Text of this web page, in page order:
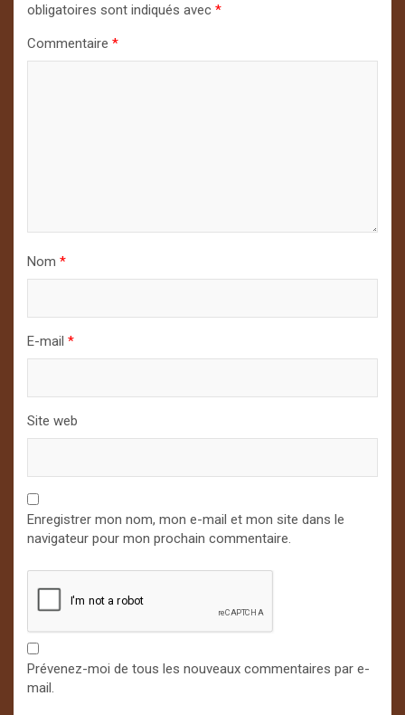
obligatoires sont indiqués avec *
Commentaire *
Nom *
E-mail *
Site web
Enregistrer mon nom, mon e-mail et mon site dans le
navigateur pour mon prochain commentaire.
Prévenez-moi de tous les nouveaux commentaires par e-
mail.